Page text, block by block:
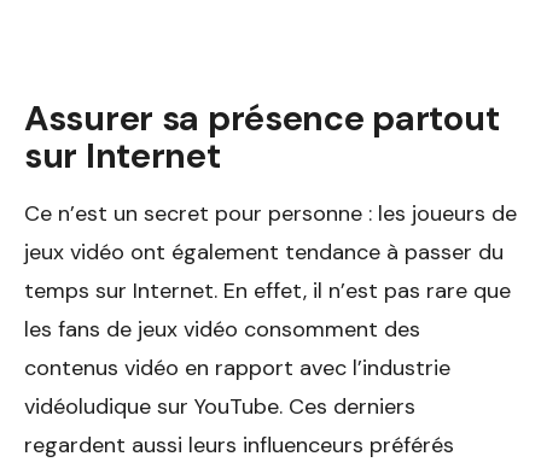
Assurer sa présence partout
sur Internet
Ce n’est un secret pour personne : les joueurs de
jeux vidéo ont également tendance à passer du
temps sur Internet. En effet, il n’est pas rare que
les fans de jeux vidéo consomment des
contenus vidéo en rapport avec l’industrie
vidéoludique sur YouTube. Ces derniers
regardent aussi leurs influenceurs préférés